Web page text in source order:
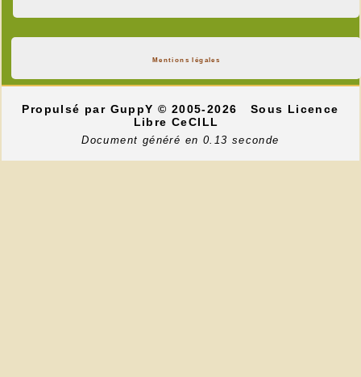
Mentions légales
Propulsé par GuppY© 2005-2026
Sous Licence
Libre CeCILL
Document généré en 0.13 seconde